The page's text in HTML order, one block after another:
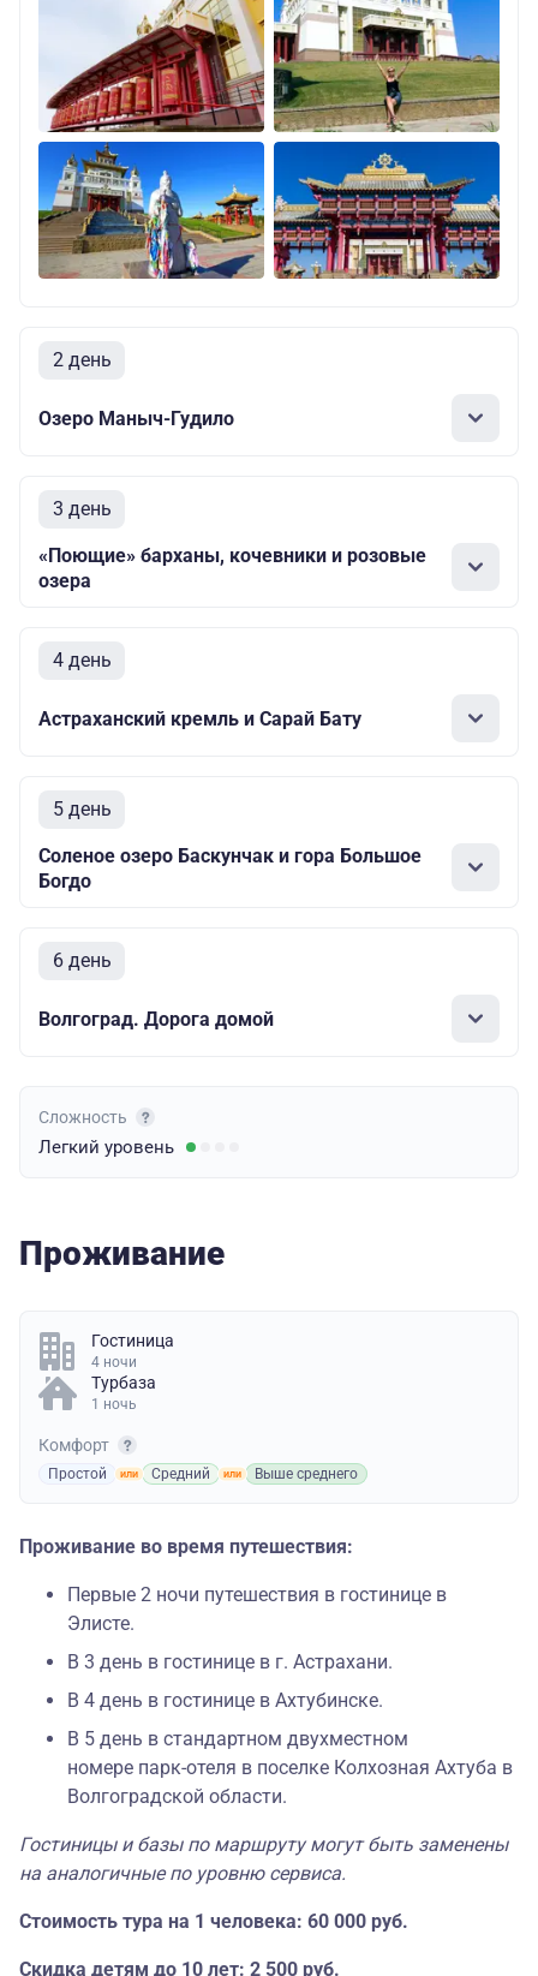
2 день
Озеро Маныч-Гудило
3 день
«Поющие» барханы, кочевники и розовые
озера
4 день
Астраханский кремль и Сарай Бату
5 день
Соленое озеро Баскунчак и гора Большое
Богдо
6 день
Волгоград. Дорога домой
Сложность
Легкий уровень
Проживание
Гостиница
4 ночи
Турбаза
1 ночь
Комфорт
Простой Средний Выше среднего
Проживание во время путешествия:
Первые 2 ночи путешествия в гостинице в
Элисте.
В 3 день в гостинице в г. Астрахани.
В 4 день в гостинице в Ахтубинске.
В 5 день в стандартном двухместном
номере парк-отеля в поселке Колхозная Ахтуба в
Волгоградской области.
Гостиницы и базы по маршруту могут быть заменены
на аналогичные по уровню сервиса.
Стоимость тура на 1 человека: 60 000 руб.
Скидка детям до 10 лет: 2 500 руб.